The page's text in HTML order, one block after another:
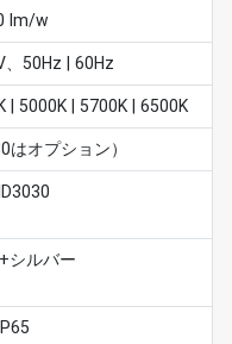
lm/w
50Hz | 60Hz
| 5000K | 5700K | 6500K
はオプション）
シルバー